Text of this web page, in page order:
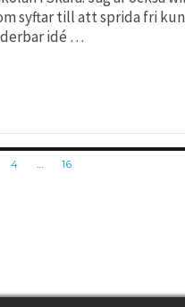
syftar till att sprida fri
idé …
PAGE
4 PAGE
16